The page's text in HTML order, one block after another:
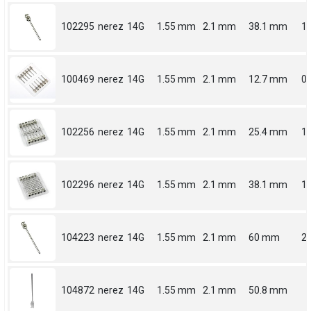
102295 nerez 14G 1.55 mm 2.1 mm 38.1 mm
100469 nerez 14G 1.55 mm 2.1 mm 12.7 mm
102256 nerez 14G 1.55 mm 2.1 mm 25.4 mm 1
102296 nerez 14G 1.55 mm 2.1 mm 38.1 mm
104223 nerez 14G 1.55 mm 2.1 mm 60 mm
104872 nerez 14G 1.55 mm 2.1 mm 50.8 mm